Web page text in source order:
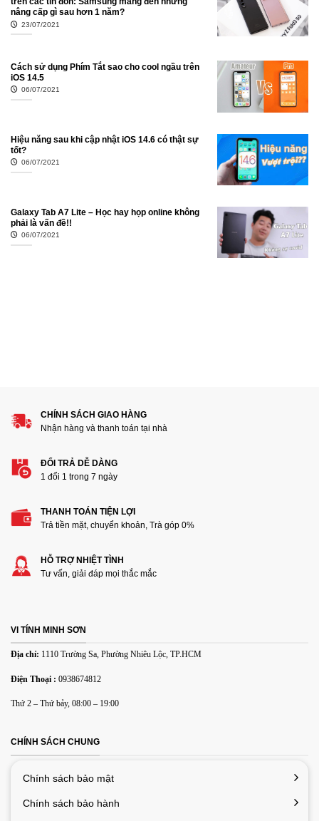
nâng cấp gì sau hơn 1 năm?
23/07/2021
Cách sử dụng Phím Tắt sao cho cool ngầu trên
iOS 14.5
06/07/2021
Hiệu năng sau khi cập nhật iOS 14.6 có thật sự
tốt?
06/07/2021
Galaxy Tab A7 Lite – Học hay họp online không
phải là vấn đề!!
06/07/2021
CHÍNH SÁCH GIAO HÀNG
Nhận hàng và thanh toán tại nhà
ĐỔI TRẢ DỄ DÀNG
1 đổi 1 trong 7 ngày
THANH TOÁN TIỆN LỢI
Trả tiền mặt, chuyển khoản, Trà góp 0%
HỖ TRỢ NHIỆT TÌNH
Tư vấn, giải đáp mọi thắc mắc
VI TÍNH MINH SƠN
Địa chỉ: 1110 Trường Sa, Phường Nhiêu Lộc, TP.HCM
Điện Thoại : 0938674812
Thứ 2 – Thứ bảy, 08:00 – 19:00
CHÍNH SÁCH CHUNG
Chính sách bảo mật
Chính sách bảo hành